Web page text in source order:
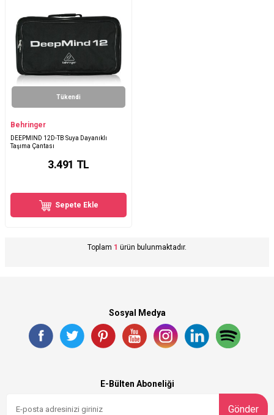
Tükendi
Behringer
DEEPMIND 12D-TB Suya Dayanıklı
Taşıma Çantası
3.491 TL
Sepete Ekle
Toplam 1 ürün bulunmaktadır.
Sosyal Medya
E-Bülten Aboneliği
Gönder